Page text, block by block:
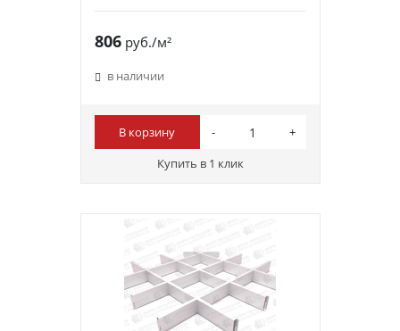
806руб./м²
в наличии
В корзину
Купить в 1 клик